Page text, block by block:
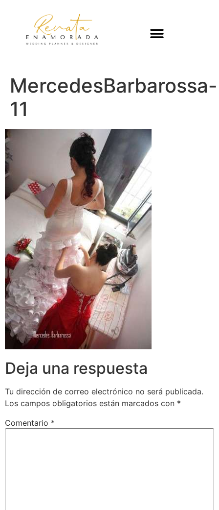
MercedesBarbarossa-
11
Deja una respuesta
Tu dirección de correo electrónico no será publicada.
Los campos obligatorios están marcados con *
Comentario *